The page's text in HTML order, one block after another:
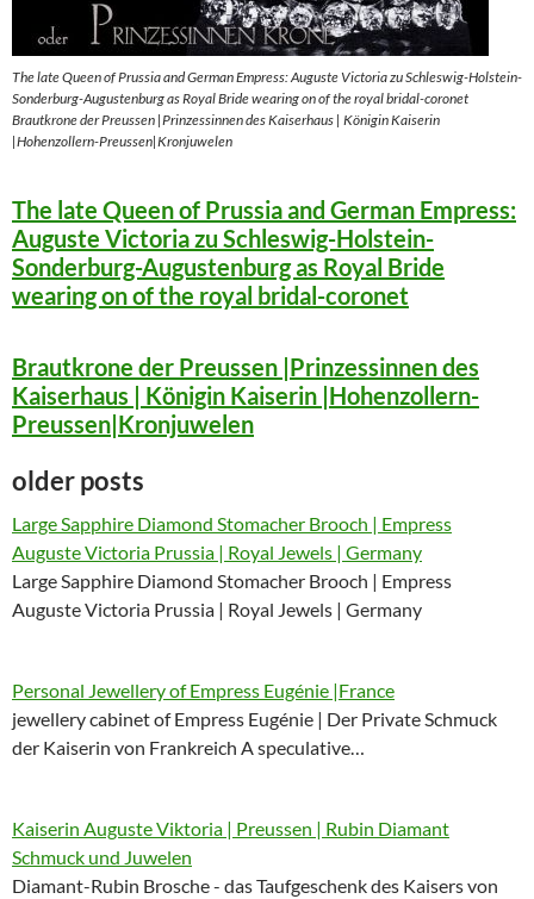
The late Queen of Prussia and German Empress: Auguste Victoria zu Schleswig-Holstein-
Sonderburg-Augustenburg as Royal Bride wearing on of the royal bridal-coronet
Brautkrone der Preussen |Prinzessinnen des Kaiserhaus | Königin Kaiserin
|Hohenzollern-Preussen|Kronjuwelen
The late Queen of Prussia and German Empress:
Auguste Victoria zu Schleswig-Holstein-
Sonderburg-Augustenburg as Royal Bride
wearing on of the royal bridal-coronet
Brautkrone der Preussen |Prinzessinnen des
Kaiserhaus | Königin Kaiserin |Hohenzollern-
Preussen|Kronjuwelen
older posts
Large Sapphire Diamond Stomacher Brooch | Empress
Auguste Victoria Prussia | Royal Jewels | Germany
Large Sapphire Diamond Stomacher Brooch | Empress
Auguste Victoria Prussia | Royal Jewels | Germany
Personal Jewellery of Empress Eugénie |France
jewellery cabinet of Empress Eugénie | Der Private Schmuck
der Kaiserin von Frankreich A speculative…
Kaiserin Auguste Viktoria | Preussen | Rubin Diamant
Schmuck und Juwelen
Diamant-Rubin Brosche - das Taufgeschenk des Kaisers von